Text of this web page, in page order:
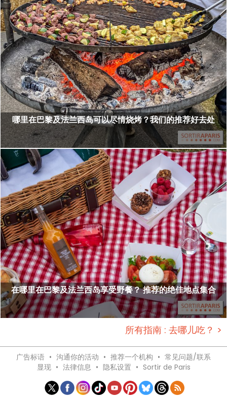
哪里在巴黎及法兰西岛可以尽情烧烤？我们的推荐好去处
在哪里在巴黎及法兰西岛享受野餐？ 推荐的绝佳地点集合
所有指南 : 去哪儿吃？ >
广告标语 • 沟通你的活动 • 推荐一个机构 • 常见问题/联系
显现 • 法律信息 • 隐私设置 • Sortir de Paris